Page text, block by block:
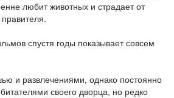
любит животных и страдает от
спустя годы показывает совсем
и развлечениями, однако постоянно
своего дворца, но редко